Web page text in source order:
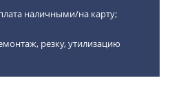
наличными/на карту;
резку, утилизацию